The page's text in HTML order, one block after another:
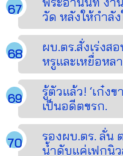
วัด หลังให้กำลั
ผบ.ตร.สั่งเร่งส
หรูและเหยื่อหล
รู้ตัวแล้ว! ‘เก๋ง
เป็นอดีตขรก.
รองผบ.ตร. ลั่น
น้ำดับแค่เฟกนิ